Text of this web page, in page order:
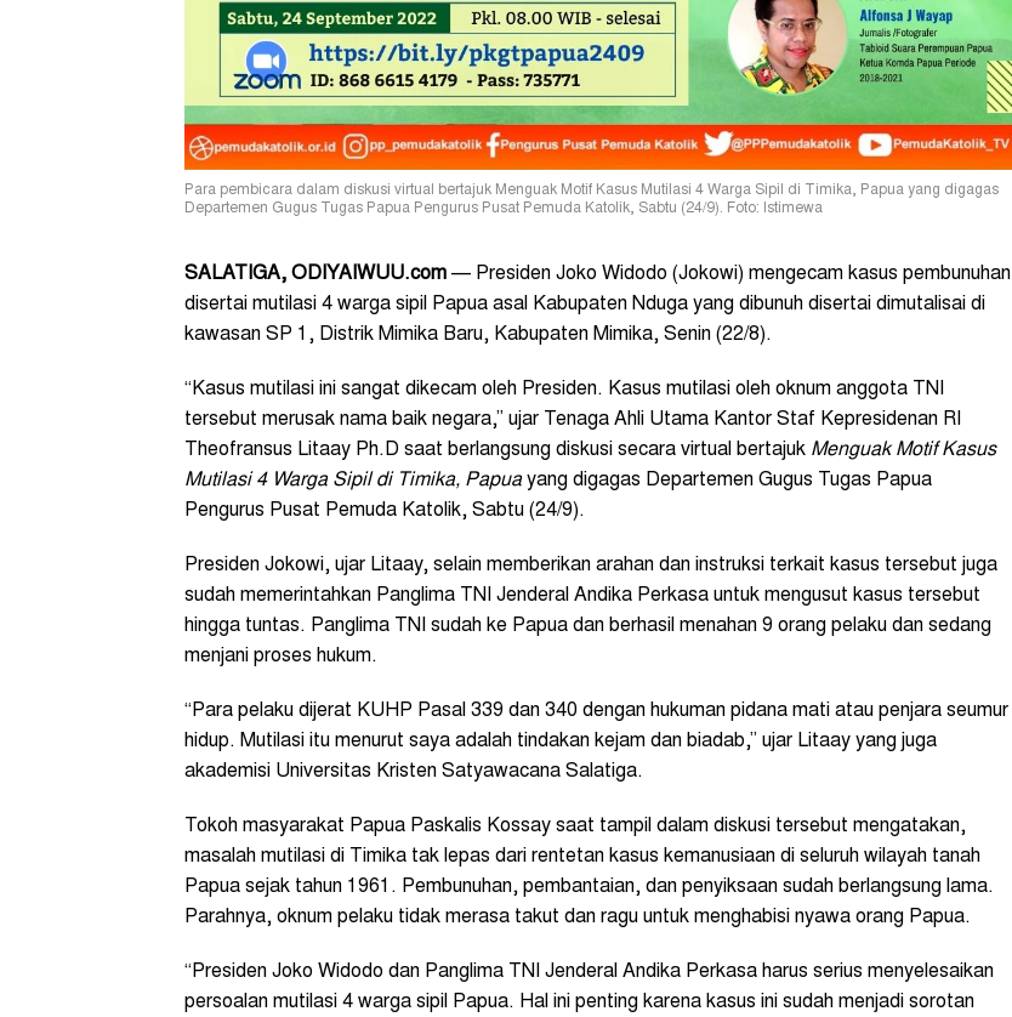
Para pembicara dalam diskusi virtual bertajuk Menguak Motif Kasus Mutilasi 4 Warga Sipil di Timika, Papua yang digagas
Departemen Gugus Tugas Papua Pengurus Pusat Pemuda Katolik, Sabtu (24/9). Foto: Istimewa
SALATIGA, ODIYAIWUU.com — Presiden Joko Widodo (Jokowi) mengecam kasus pembunuhan
disertai mutilasi 4 warga sipil Papua asal Kabupaten Nduga yang dibunuh disertai dimutalisai di
kawasan SP 1, Distrik Mimika Baru, Kabupaten Mimika, Senin (22/8).
“Kasus mutilasi ini sangat dikecam oleh Presiden. Kasus mutilasi oleh oknum anggota TNI
tersebut merusak nama baik negara,” ujar Tenaga Ahli Utama Kantor Staf Kepresidenan RI
Theofransus Litaay Ph.D saat berlangsung diskusi secara virtual bertajuk Menguak Motif Kasus
Mutilasi 4 Warga Sipil di Timika, Papuayang digagas Departemen Gugus Tugas Papua
Pengurus Pusat Pemuda Katolik, Sabtu (24/9).
Presiden Jokowi, ujar Litaay, selain memberikan arahan dan instruksi terkait kasus tersebut juga
sudah memerintahkan Panglima TNI Jenderal Andika Perkasa untuk mengusut kasus tersebut
hingga tuntas. Panglima TNI sudah ke Papua dan berhasil menahan 9 orang pelaku dan sedang
menjani proses hukum.
“Para pelaku dijerat KUHP Pasal 339 dan 340 dengan hukuman pidana mati atau penjara seumur
hidup. Mutilasi itu menurut saya adalah tindakan kejam dan biadab,” ujar Litaay yang juga
akademisi Universitas Kristen Satyawacana Salatiga.
Tokoh masyarakat Papua Paskalis Kossay saat tampil dalam diskusi tersebut mengatakan,
masalah mutilasi di Timika tak lepas dari rentetan kasus kemanusiaan di seluruh wilayah tanah
Papua sejak tahun 1961. Pembunuhan, pembantaian, dan penyiksaan sudah berlangsung lama.
Parahnya, oknum pelaku tidak merasa takut dan ragu untuk menghabisi nyawa orang Papua.
“Presiden Joko Widodo dan Panglima TNI Jenderal Andika Perkasa harus serius menyelesaikan
persoalan mutilasi 4 warga sipil Papua. Hal ini penting karena kasus ini sudah menjadi sorotan